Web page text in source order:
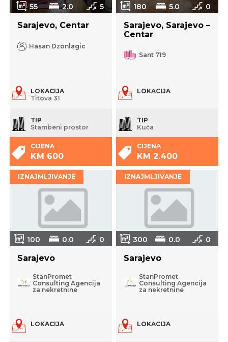
55 2.0 5
Sarajevo, Centar
Hasan Dzonlagic
LOKACIJA
Titova 31
TIP
Stambeni prostor
CIJENA
KM 600
180 5.0 0
Sarajevo, Sarajevo –
Centar
Sant 719
LOKACIJA
TIP
Kuća
CIJENA
KM 2.400
IZNAJMLJIVANJE
100 0.0 0
Sarajevo
StanPromet
Consulting Agencija
za nekretnine
LOKACIJA
IZNAJMLJIVANJE
300 0.0 0
Sarajevo
StanPromet
Consulting Agencija
za nekretnine
LOKACIJA